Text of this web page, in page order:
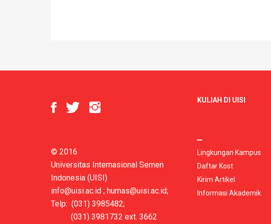
© 2016
Universitas Internasional Semen
Indonesia (UISI)
info@uisi.ac.id ; humas@uisi.ac.id;
Telp: (031) 3985482;
(031) 3981732 ext. 3662
KULIAH DI UISI
Lingkungan Kampus
Daftar Kost
Kirim Artikel
Informasi Akademik